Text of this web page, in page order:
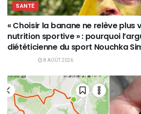
SANTÉ
« Choisir la banane ne relève plus
nutrition sportive » : pourquoi
diététicienne du sport Nouchka
8 AOÛT 2026